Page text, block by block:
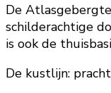
De
schilderachtige
is ook de
De kustlijn: